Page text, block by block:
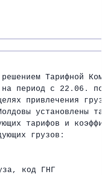
Тарифной
на период с 22.06. по
привлечения
установлены
тарифов и
грузов:
код ГНГ